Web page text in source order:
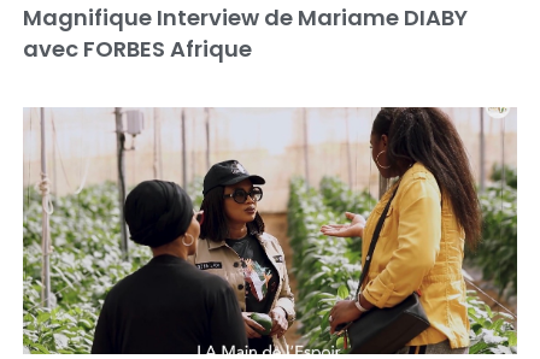
Magnifique Interview de Mariame DIABY
avec FORBES Afrique